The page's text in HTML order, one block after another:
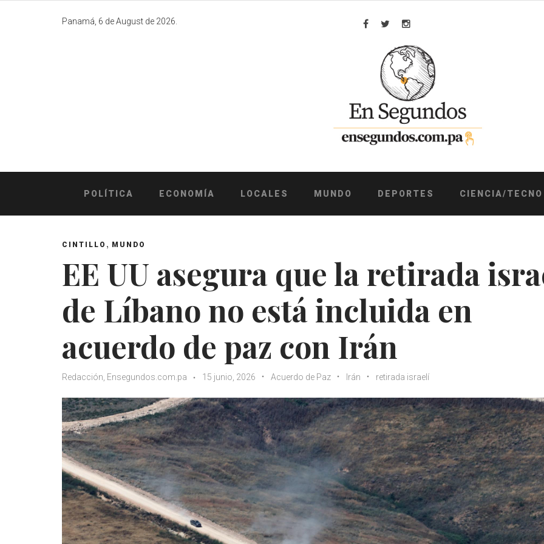
Panamá, 6 de August de 2026.
Facebook
TwitterInstagram
POLÍTICA ECONOMÍA LOCALES MUNDO DEPORTES CIENCIA/TECNO
CINTILLO , MUNDO
EE UU asegura que la retirada
de Líbano no está incluida en
acuerdo de paz con Irán
Redacción, Ensegundos.com.pa 15 junio, 2026 Acuerdo de Paz Irán retirada israelí